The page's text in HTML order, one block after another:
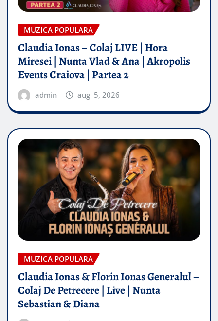
MUZICA POPULARA
Claudia Ionas – Colaj LIVE | Hora
Miresei | Nunta Vlad & Ana | Akropolis
Events Craiova | Partea 2
admin aug. 5, 2026
MUZICA POPULARA
Claudia Ionas & Florin Ionas Generalul –
Colaj De Petrecere | Live | Nunta
Sebastian & Diana